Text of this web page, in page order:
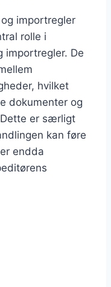
importregler
rolle i
importregler. De
hvilket
dokumenter og
er særligt
kan føre
endda